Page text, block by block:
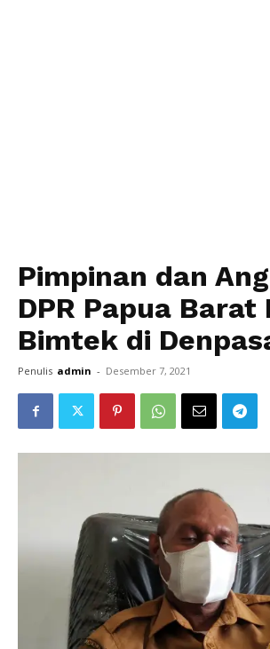
Pimpinan dan
DPR Papua
Bimtek di
Penulis admin - Desember 7, 2021